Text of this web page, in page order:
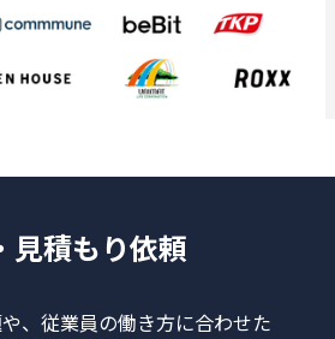
見積もり依頼
、従業員の働き方に合わせた